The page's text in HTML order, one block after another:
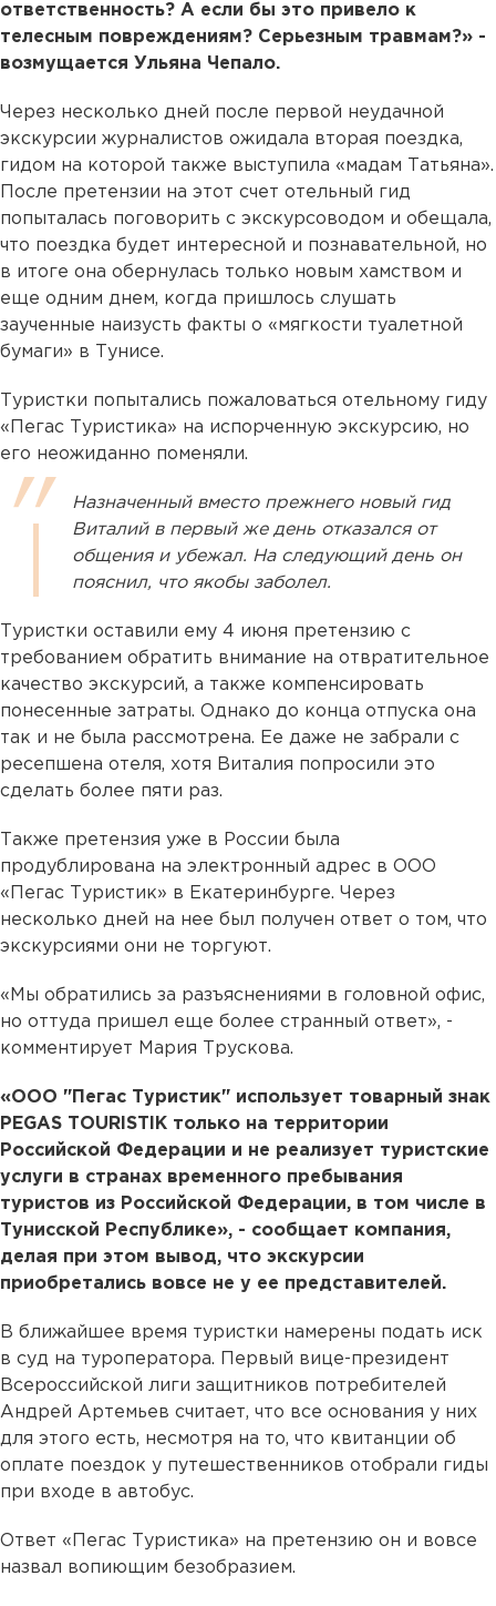
ответственность? А если бы это привело к
телесным повреждениям? Серьезным травмам?» -
возмущается Ульяна Чепало.
Через несколько дней после первой неудачной
экскурсии журналистов ожидала вторая поездка,
гидом на которой также выступила «мадам Татьяна».
После претензии на этот счет отельный гид
попыталась поговорить с экскурсоводом и обещала,
что поездка будет интересной и познавательной, но
в итоге она обернулась только новым хамством и
еще одним днем, когда пришлось слушать
заученные наизусть факты о «мягкости туалетной
бумаги» в Тунисе.
Туристки попытались пожаловаться отельному гиду
«Пегас Туристика» на испорченную экскурсию, но
его неожиданно поменяли.
Назначенный вместо прежнего новый гид
Виталий в первый же день отказался от
общения и убежал. На следующий день он
пояснил, что якобы заболел.
Туристки оставили ему 4 июня претензию с
требованием обратить внимание на отвратительное
качество экскурсий, а также компенсировать
понесенные затраты. Однако до конца отпуска она
так и не была рассмотрена. Ее даже не забрали с
ресепшена отеля, хотя Виталия попросили это
сделать более пяти раз.
Также претензия уже в России была
продублирована на электронный адрес в ООО
«Пегас Туристик» в Екатеринбурге. Через
несколько дней на нее был получен ответ о том, что
экскурсиями они не торгуют.
«Мы обратились за разъяснениями в головной офис,
но оттуда пришел еще более странный ответ», -
комментирует Мария Трускова.
«ООО "Пегас Туристик" использует товарный знак
PEGAS TOURISTIK только на территории
Российской Федерации и не реализует туристские
услуги в странах временного пребывания
туристов из Российской Федерации, в том числе в
Тунисской Республике», - сообщает компания,
делая при этом вывод, что экскурсии
приобретались вовсе не у ее представителей.
В ближайшее время туристки намерены подать иск
в суд на туроператора. Первый вице-президент
Всероссийской лиги защитников потребителей
Андрей Артемьев считает, что все основания у них
для этого есть, несмотря на то, что квитанции об
оплате поездок у путешественников отобрали гиды
при входе в автобус.
Ответ «Пегас Туристика» на претензию он и вовсе
назвал вопиющим безобразием.